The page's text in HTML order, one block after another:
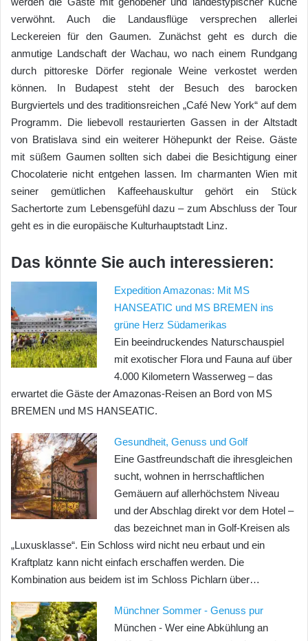
verwöhnt. Auch die Landausflüge versprechen allerlei
Leckereien für den Gaumen. Zunächst geht es durch die
anmutige Landschaft der Wachau, wo nach einem Rundgang
durch pittoreske Dörfer regionale Weine verkostet werden
können. In Budapest steht der Besuch des barocken
Burgviertels und des traditionsreichen „Café New York“ auf dem
Programm. Die liebevoll restaurierten Gassen in der Altstadt
von Bratislava sind ein weiterer Höhepunkt der Reise. Gäste
mit süßem Gaumen sollten sich dabei die Besichtigung einer
Chocolaterie nicht entgehen lassen. Im charmanten Wien mit
seiner gemütlichen Kaffeehauskultur gehört ein Stück
Sachertorte zum Lebensgefühl dazu – zum Abschluss der Tour
geht es in die europäische Kulturhauptstadt Linz.
Das könnte Sie auch interessieren:
Expedition Amazonas: Mit MS
HANSEATIC und MS BREMEN ins
grüne Herz Südamerikas
Ein beeindruckendes Naturschauspiel
mit exotischer Flora und Fauna auf über
4.000 Kilometern Wasserweg – das
erwartet die Gäste der Amazonas-Reisen an Bord von MS
BREMEN und MS HANSEATIC.
Gesundheit, Genuss und Golf
Eine Gastfreundschaft die ihresgleichen
sucht, wohnen in herrschaftlichen
Gemäuern auf allerhöchstem Niveau
und der Abschlag direkt vor dem Hotel –
das bezeichnet man in Golf-Kreisen als
„Luxusklasse“. Ein Schloss wird nicht neu erbaut und ein
Kraftplatz kann nicht einfach erschaffen werden. Die
Kombination aus beidem ist im Schloss Pichlarn über…
Münchner Sommer - Genuss pur
München - Wer eine Abkühlung an